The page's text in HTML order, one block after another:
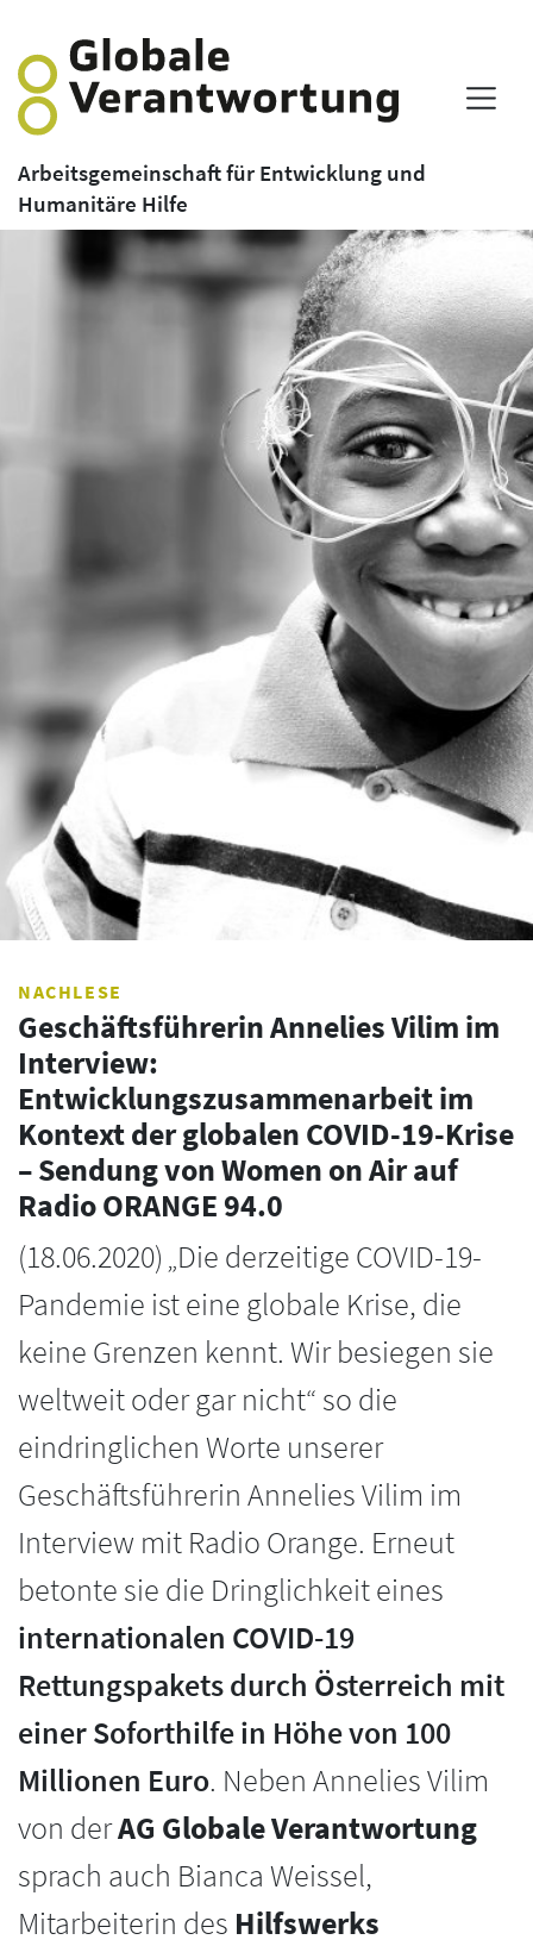
Arbeitsgemeinschaft für Entwicklung und
Humanitäre Hilfe
NACHLESE
Geschäftsführerin Annelies Vilim im
Interview:
Entwicklungszusammenarbeit im
Kontext der globalen COVID-19-Krise
– Sendung von Women on Air auf
Radio ORANGE 94.0
(18.06.2020) „Die derzeitige COVID-19-
Pandemie ist eine globale Krise, die
keine Grenzen kennt. Wir besiegen sie
weltweit oder gar nicht“ so die
eindringlichen Worte unserer
Geschäftsführerin Annelies Vilim im
Interview mit Radio Orange. Erneut
betonte sie die Dringlichkeit eines
internationalen COVID-19
Rettungspakets durch Österreich mit
einer Soforthilfe in Höhe von 100
Millionen Euro. Neben Annelies Vilim
von derAG Globale Verantwortung
sprach auch Bianca Weissel,
Mitarbeiterin des Hilfswerks